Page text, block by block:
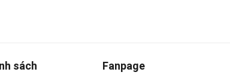
sách Fanpage